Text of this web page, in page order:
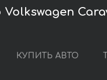
КУПИТЬ АВТО